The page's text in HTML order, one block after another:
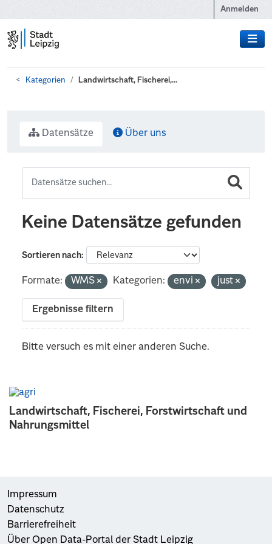
Anmelden
Kategorien Landwirtschaft, Fischerei,...
Landwirtschaft, Fischerei, Forstwirtschaft und
Nahrungsmittel
Datensätze Über uns
Keine Datensätze gefunden
Sortieren nach
Formate: WMS Kategorien: envi just
Ergebnisse filtern
Bitte versuch es mit einer anderen Suche.
Impressum
Datenschutz
Barrierefreiheit
Über Open Data-Portal der Stadt Leipzig